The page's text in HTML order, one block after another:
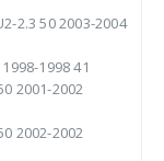
2.3 50 2003-2004
1998 41
2001-2002
2002-2002